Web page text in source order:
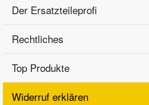
Der Ersatzteileprofi
Rechtliches
Top Produkte
Widerruf erklären